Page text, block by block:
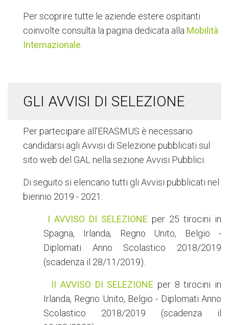
Per scoprire tutte le aziende estere ospitanti
coinvolte consulta la pagina dedicata alla Mobilità
Internazionale
GLI AVVISI DI SELEZIONE
Per partecipare all'ERASMUS è necessario
candidarsi agli Avvisi di Selezione pubblicati sul
sito web del GAL nella sezione Avvisi Pubblici.
Di seguito si elencano tutti gli Avvisi pubblicati nel
biennio 2019 - 2021:
I AVVISO DI SELEZIONE per 25 tirocini in
Spagna, Irlanda, Regno Unito, Belgio -
Diplomati Anno Scolastico 2018/2019
(scadenza il 28/11/2019).
II AVVISO DI SELEZIONE per 8 tirocini in
Irlanda, Regno Unito, Belgio - Diplomati Anno
Scolastico 2018/2019 (scadenza il